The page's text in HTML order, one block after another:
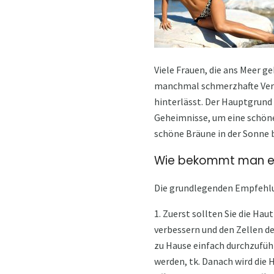
Viele Frauen, die ans Meer
manchmal schmerzhafte
hinterlässt. Der
Geheimnisse, um eine
schöne Bräune in der
Wie bekommt man
Die grundlegenden
1. Zuerst sollten Sie die
verbessern und den Zellen
zu Hause einfach
werden, tk. Danach wird die